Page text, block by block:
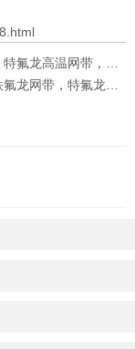
网带，印花机烘干带
带，特氟龙输送带